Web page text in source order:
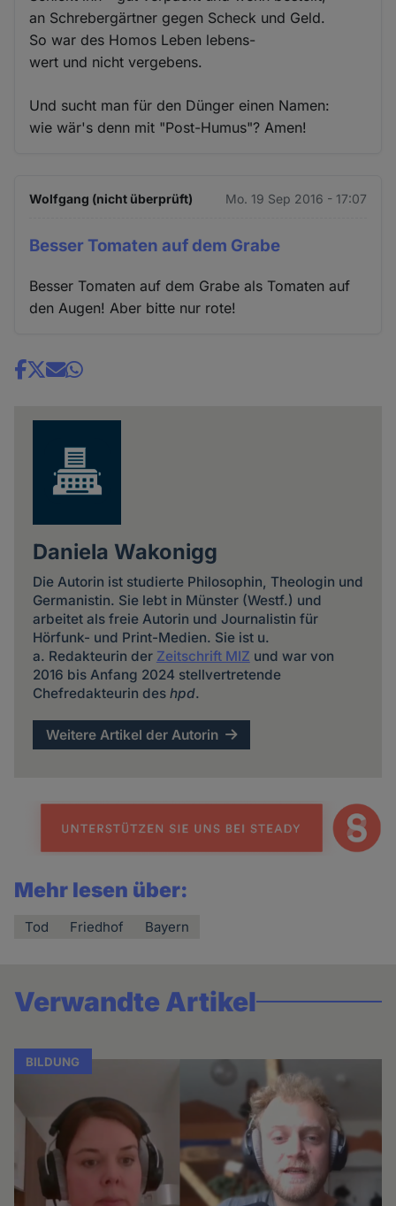
an Schrebergärtner gegen Scheck und Geld.
So war des Homos Leben lebens-
wert und nicht vergebens.
Und sucht man für den Dünger einen Namen:
wie wär's denn mit "Post-Humus"? Amen!
Wolfgang (nicht überprüft) Mo. 19 Sep 2016 - 17:07
Besser Tomaten auf dem Grabe
Besser Tomaten auf dem Grabe als Tomaten auf
den Augen! Aber bitte nur rote!
Share
Daniela Wakonigg
Die Autorin ist studierte Philosophin, Theologin und
Germanistin. Sie lebt in Münster (Westf.) und
arbeitet als freie Autorin und Journalistin für
Hörfunk- und Print-Medien. Sie ist u.
a. Redakteurin der Zeitschrift MIZ und war von
2016 bis Anfang 2024 stellvertretende
Chefredakteurin des hpd.
Weitere Artikel der Autorin
Mehr lesen über:
Tod Friedhof Bayern
Verwandte Artikel
BILDUNG